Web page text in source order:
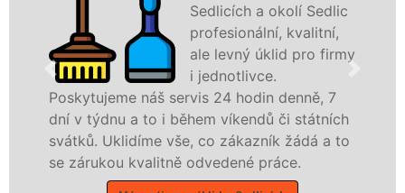
Sedlicích a okolí Sedlic
profesionální, kvalitní,
ale levný úklid pro firmy
i jednotlivce.
náš servis 24 hodin denně, 7
a to i během víkendů či státních
vše, co zákazník žádá a to
kvalitně odvedené práce.
nabízíme
státní
Jihočeském